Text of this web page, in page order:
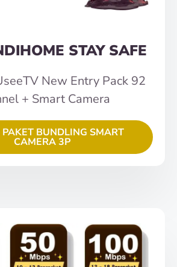
STAY SAFE
New Entry Pack 92
+ Smart Camera
BUNDLING SMART
CAMERA 3P